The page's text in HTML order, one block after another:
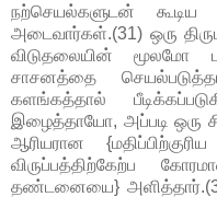
நற்செயல்களுடன்
அடைவார்கள்.(31) ஒரு
விடுதலையின் மூலமோ
சாசனத்தை
களங்கத்தால்
இழைத்தாயோ, அப்படி ஒரு
ஆரியரான
விருப்பத்திற்கேற்ப
தண்டனையை}